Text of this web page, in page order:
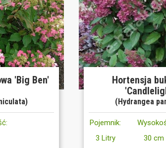
'Big Ben'
Hortensja
(Hydrangea
Pojemnik:
3 Litry
30 cm